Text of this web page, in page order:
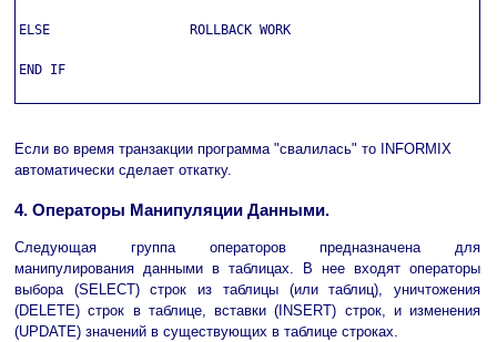
ELSE                  ROLLBACK WORK
END IF
Если во время транзакции программа "свалилась" то INFORMIX
автоматически сделает откатку.
4. Операторы Манипуляции Данными.
Следующая группа операторов предназначена для
манипулирования данными в таблицах. В нее входят операторы
выбора (SELECT) строк из таблицы (или таблиц), уничтожения
(DELETE) строк в таблице, вставки (INSERT) строк, и изменения
(UPDATE) значений в существующих в таблице строках.